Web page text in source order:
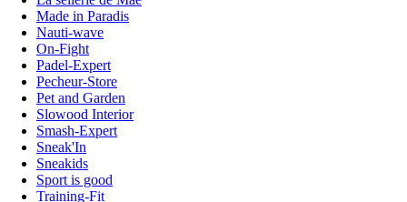
Made in Paradis
Nauti-wave
On-Fight
Padel-Expert
Pecheur-Store
Pet and Garden
Slowood Interior
Smash-Expert
Sneak'In
Sneakids
Sport is good
Training-Fit